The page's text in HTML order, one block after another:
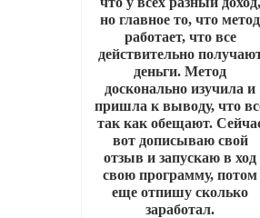
но главное то, что метод
работает, что все
действительно
деньги. Метод
досконально изучила и
пришла к выводу, что
так как обещают.
вот дописываю свой
отзыв и запускаю в ход
свою программу, потом
еще отпишу сколько
заработал.